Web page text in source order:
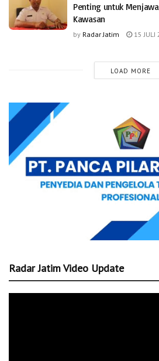
Penting untuk
Kawasan
by Radar Jatim 15 JULI
LOAD MORE
Radar Jatim Video Update